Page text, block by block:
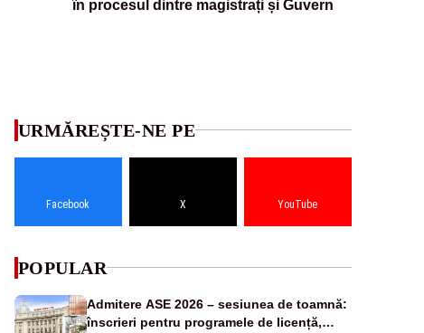
în procesul dintre magistrați și Guvern
URMĂREȘTE-NE PE
Facebook X YouTube
POPULAR
Admitere ASE 2026 – sesiunea de toamnă:
înscrieri pentru programele de licență,